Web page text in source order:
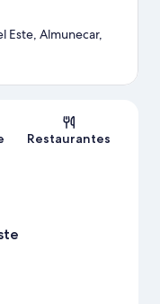
Este, Almunecar,
Restaurantes